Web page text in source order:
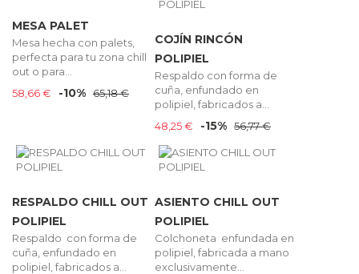
MESA PALET
Mesa hecha con palets,
perfecta para tu zona chill
out o para...
58,66 €
-10% 65,18 €
COJÍN RINCÓN
POLIPIEL
Respaldo con forma de
cuña, enfundado en
polipiel, fabricados a...
48,25 €
-15% 56,77 €
RESPALDO CHILL OUT
POLIPIEL
Respaldo con forma de
cuña, enfundado en
polipiel, fabricados a...
ASIENTO CHILL OUT
POLIPIEL
Colchoneta enfundada en
polipiel, fabricada a mano
exclusivamente...